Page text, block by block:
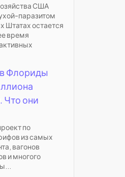
США
паразитом
Штатах остается
время
Флориды
Что они
по
из самых
вагонов
и многого